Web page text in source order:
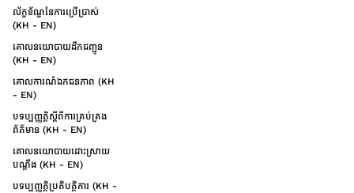
ល័ក្ខខ័ណ្ឌនៃការប្រើប្រាស់
(KH - EN)
គោលនយោបាយដឹកជញ្ជូន
(KH - EN)
គោលការណ៍ឯកជនភាព (KH
- EN)
បទប្បញ្ញត្តិស្តីពីការគ្រប់គ្រង
ព័ត៌មាន (KH - EN)
គោលនយោបាយដោះស្រាយ
បណ្ដឹង (KH - EN)
បទប្បញ្ញត្តិប្រតិបត្តិការ (KH -